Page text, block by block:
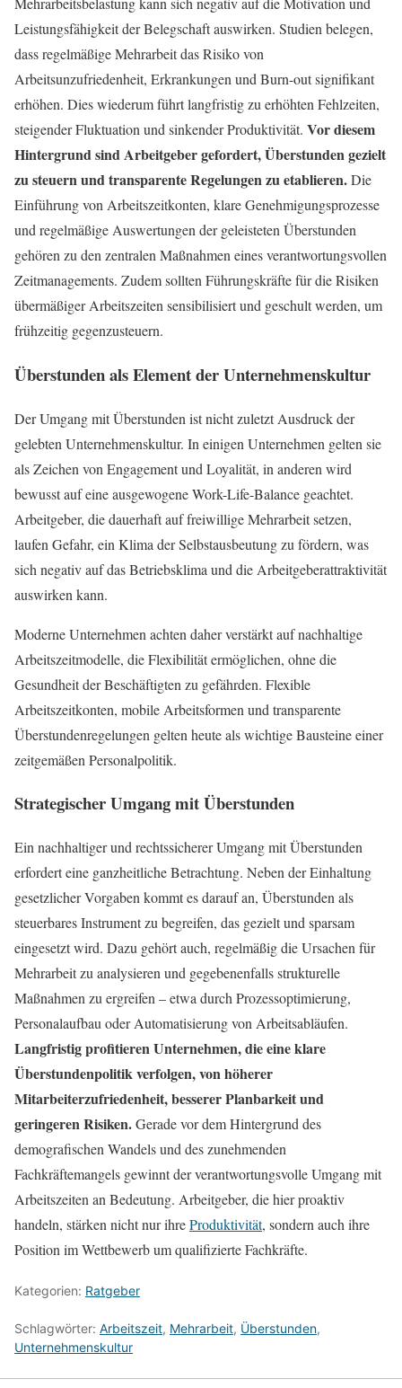
Leistungsfähigkeit der Belegschaft auswirken. Studien belegen,
dass regelmäßige Mehrarbeit das Risiko von
Arbeitsunzufriedenheit, Erkrankungen und Burn-out signifikant
erhöhen. Dies wiederum führt langfristig zu erhöhten Fehlzeiten,
steigender Fluktuation und sinkender Produktivität. Vor diesem
Hintergrund sind Arbeitgeber gefordert, Überstunden gezielt
zu steuern und transparente Regelungen zu etablieren.Die
Einführung von Arbeitszeitkonten, klare Genehmigungsprozesse
und regelmäßige Auswertungen der geleisteten Überstunden
gehören zu den zentralen Maßnahmen eines verantwortungsvollen
Zeitmanagements. Zudem sollten Führungskräfte für die Risiken
übermäßiger Arbeitszeiten sensibilisiert und geschult werden, um
frühzeitig gegenzusteuern.
Überstunden als Element der Unternehmenskultur
Der Umgang mit Überstunden ist nicht zuletzt Ausdruck der
gelebten Unternehmenskultur. In einigen Unternehmen gelten sie
als Zeichen von Engagement und Loyalität, in anderen wird
bewusst auf eine ausgewogene Work-Life-Balance geachtet.
Arbeitgeber, die dauerhaft auf freiwillige Mehrarbeit setzen,
laufen Gefahr, ein Klima der Selbstausbeutung zu fördern, was
sich negativ auf das Betriebsklima und die Arbeitgeberattraktivität
auswirken kann.
Moderne Unternehmen achten daher verstärkt auf nachhaltige
Arbeitszeitmodelle, die Flexibilität ermöglichen, ohne die
Gesundheit der Beschäftigten zu gefährden. Flexible
Arbeitszeitkonten, mobile Arbeitsformen und transparente
Überstundenregelungen gelten heute als wichtige Bausteine einer
zeitgemäßen Personalpolitik.
Strategischer Umgang mit Überstunden
Ein nachhaltiger und rechtssicherer Umgang mit Überstunden
erfordert eine ganzheitliche Betrachtung. Neben der Einhaltung
gesetzlicher Vorgaben kommt es darauf an, Überstunden als
steuerbares Instrument zu begreifen, das gezielt und sparsam
eingesetzt wird. Dazu gehört auch, regelmäßig die Ursachen für
Mehrarbeit zu analysieren und gegebenenfalls strukturelle
Maßnahmen zu ergreifen – etwa durch Prozessoptimierung,
Personalaufbau oder Automatisierung von Arbeitsabläufen.
Langfristig profitieren Unternehmen, die eine klare
Überstundenpolitik verfolgen, von höherer
Mitarbeiterzufriedenheit, besserer Planbarkeit und
geringeren Risiken.Gerade vor dem Hintergrund des
demografischen Wandels und des zunehmenden
Fachkräftemangels gewinnt der verantwortungsvolle Umgang mit
Arbeitszeiten an Bedeutung. Arbeitgeber, die hier proaktiv
handeln, stärken nicht nur ihreProduktivität, sondern auch ihre
Position im Wettbewerb um qualifizierte Fachkräfte.
Kategorien: Ratgeber
Schlagwörter: Arbeitszeit, Mehrarbeit, Überstunden,
Unternehmenskultur